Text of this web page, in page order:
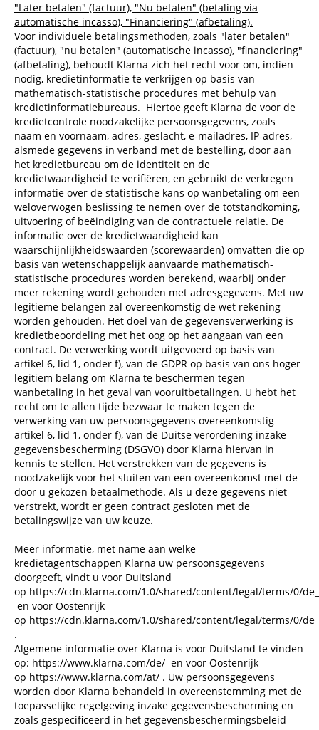
"Later betalen" (factuur), "Nu betalen" (betaling via
automatische incasso), "Financiering" (afbetaling).
Voor individuele betalingsmethoden, zoals "later betalen"
(factuur), "nu betalen" (automatische incasso), "financiering"
(afbetaling), behoudt Klarna zich het recht voor om, indien
nodig, kredietinformatie te verkrijgen op basis van
mathematisch-statistische procedures met behulp van
kredietinformatiebureaus. Hiertoe geeft Klarna de voor de
kredietcontrole noodzakelijke persoonsgegevens, zoals
naam en voornaam, adres, geslacht, e-mailadres, IP-adres,
alsmede gegevens in verband met de bestelling, door aan
het kredietbureau om de identiteit en de
kredietwaardigheid te verifiëren, en gebruikt de verkregen
informatie over de statistische kans op wanbetaling om een
weloverwogen beslissing te nemen over de totstandkoming,
uitvoering of beëindiging van de contractuele relatie. De
informatie over de kredietwaardigheid kan
waarschijnlijkheidswaarden (scorewaarden) omvatten die op
basis van wetenschappelijk aanvaarde mathematisch-
statistische procedures worden berekend, waarbij onder
meer rekening wordt gehouden met adresgegevens. Met uw
legitieme belangen zal overeenkomstig de wet rekening
worden gehouden. Het doel van de gegevensverwerking is
kredietbeoordeling met het oog op het aangaan van een
contract. De verwerking wordt uitgevoerd op basis van
artikel 6, lid 1, onder f), van de GDPR op basis van ons hoger
legitiem belang om Klarna te beschermen tegen
wanbetaling in het geval van vooruitbetalingen. U hebt het
recht om te allen tijde bezwaar te maken tegen de
verwerking van uw persoonsgegevens overeenkomstig
artikel 6, lid 1, onder f), van de Duitse verordening inzake
gegevensbescherming (DSGVO) door Klarna hiervan in
kennis te stellen. Het verstrekken van de gegevens is
noodzakelijk voor het sluiten van een overeenkomst met de
door u gekozen betaalmethode. Als u deze gegevens niet
verstrekt, wordt er geen contract gesloten met de
betalingswijze van uw keuze.
Meer informatie, met name aan welke
kredietagentschappen Klarna uw persoonsgegevens
doorgeeft, vindt u voor Duitsland
op https://cdn.klarna.com/1.0/shared/content/legal/terms/0/
en voor Oostenrijk
op https://cdn.klarna.com/1.0/shared/content/legal/terms/0/
.
Algemene informatie over Klarna is voor Duitsland te vinden
op: https://www.klarna.com/de/ en voor Oostenrijk
op https://www.klarna.com/at/ . Uw persoonsgegevens
worden door Klarna behandeld in overeenstemming met de
toepasselijke regelgeving inzake gegevensbescherming en
zoals gespecificeerd in het gegevensbeschermingsbeleid